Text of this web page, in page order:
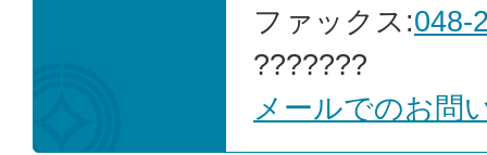
ファックス:048-
???????
メールでのお問